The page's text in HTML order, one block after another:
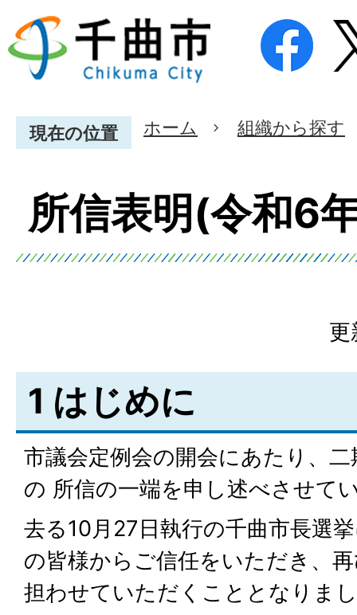
現在の位置 ホーム 組織から探す
所信表明(令和6
更
1 はじめに
市議会定例会の開会にあたり、
の 所信の一端を申し述べさせて
去る10月27日執行の千曲市長選
の皆様からご信任をいただき、
担わせていただくこととなりま